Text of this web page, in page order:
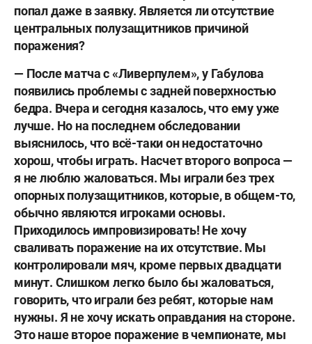
попал даже в заявку. Является ли отсутствие
центральных полузащитников причиной
поражения?
— После матча с «Ливерпулем», у Габулова
появились проблемы с задней поверхностью
бедра. Вчера и сегодня казалось, что ему уже
лучше. Но на последнем обследовании
выяснилось, что всё-таки он недостаточно
хорош, чтобы играть. Насчет второго вопроса —
я не люблю жаловаться. Мы играли без трех
опорных полузащитников, которые, в общем-то,
обычно являются игроками основы.
Приходилось импровизировать! Не хочу
сваливать поражение на их отсутствие. Мы
контролировали мяч, кроме первых двадцати
минут. Слишком легко было бы жаловаться,
говорить, что играли без ребят, которые нам
нужны. Я не хочу искать оправдания на стороне.
Это наше второе поражение в чемпионате, мы